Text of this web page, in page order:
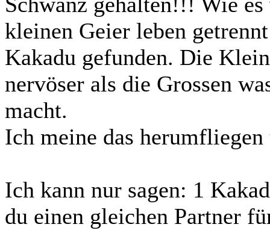
kleinen Geier leben
Kakadu gefunden. Die
nervöser als die Grossen
macht.
Ich meine das herumfliegen
Ich kann nur sagen: 1
du einen gleichen Partner